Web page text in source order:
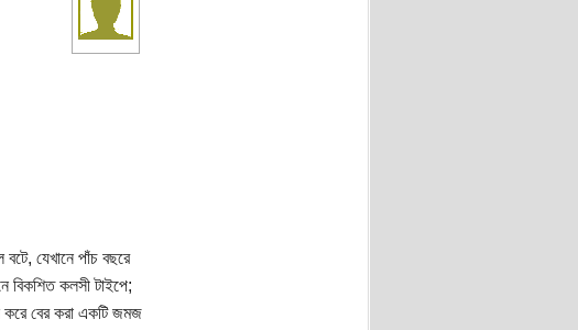
যেখানে পাঁচ বছরে
বিকশিত কলসী টাইপে;
করে বের করা একটি জমজ